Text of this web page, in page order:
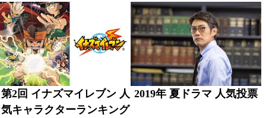
第2回 イナズマイレブン 人
気キャラクターランキング
2019年 夏ドラマ 人気投票